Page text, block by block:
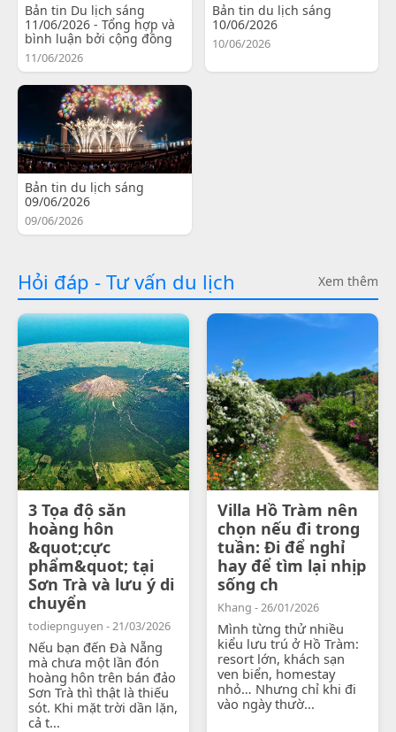
Bản tin Du lịch sáng
11/06/2026 - Tổng hợp và
bình luận bởi cộng đồng
11/06/2026
Bản tin du lịch sáng
10/06/2026
10/06/2026
Bản tin du lịch sáng
09/06/2026
09/06/2026
Hỏi đáp - Tư vấn du lịch Xem thêm
3 Tọa độ săn
hoàng hôn
&quot;cực
phẩm&quot; tại
Sơn Trà và lưu ý di
chuyển
todiepnguyen - 21/03/2026
Nếu bạn đến Đà Nẵng
mà chưa một lần đón
hoàng hôn trên bán đảo
Sơn Trà thì thật là thiếu
sót. Khi mặt trời dần lặn,
cả t...
Villa Hồ Tràm nên
chọn nếu đi trong
tuần: Đi để nghỉ
hay để tìm lại nhịp
sống ch
Khang - 26/01/2026
Mình từng thử nhiều
kiểu lưu trú ở Hồ Tràm:
resort lớn, khách sạn
ven biển, homestay
nhỏ… Nhưng chỉ khi đi
vào ngày thườ...